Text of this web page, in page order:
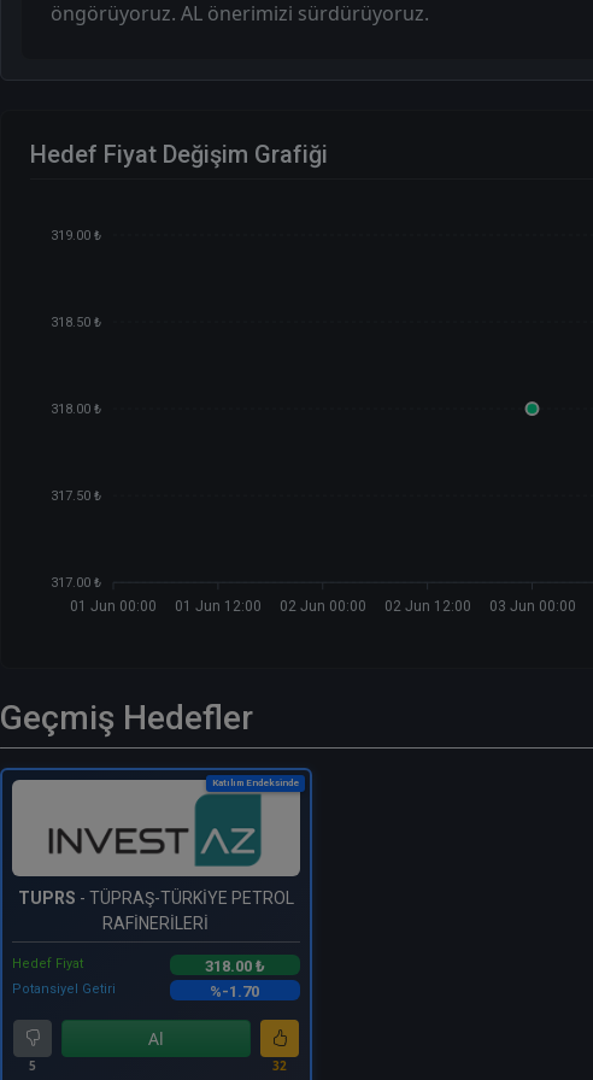
öngörüyoruz. AL önerimizi sürdürüyoruz.
Hedef Fiyat Değişim Grafiği
319.00 ₺
318.50 ₺
318.00 ₺
317.50 ₺
317.00 ₺
01 Jun 00:00 01 Jun 12:00 02 Jun 00:00 02 Jun 12:00 03 Jun 00:00
Geçmiş Hedefler
Katılım Endeksinde
TUPRS - TÜPRAŞ-TÜRKİYE PETROL
RAFİNERİLERİ
Hedef Fiyat 318.00 ₺
Potansiyel Getiri %-1.70
5
Al
32